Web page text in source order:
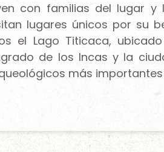
con familias del lugar y
lugares únicos por su
el Lago Titicaca,
de los Incas y la
más